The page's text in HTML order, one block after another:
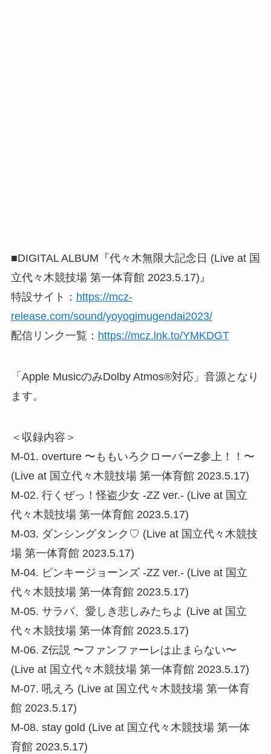
■DIGITAL ALBUM『代々木無限大記念日 (Live at 国
立代々木競技場 第一体育館 2023.5.17)』
特設サイト： https://mcz-
release.com/sound/yoyogimugendai2023/
配信リンク一覧： https://mcz.lnk.to/YMKDGT
「Apple MusicのみDolby Atmos®対応」音源となり
ます。
＜収録内容＞
M-01. overture 〜ももいろクローバーZ参上！！〜
(Live at 国立代々木競技場 第一体育館 2023.5.17)
M-02. 行くぜっ！怪盗少女 -ZZ ver.- (Live at 国立
代々木競技場 第一体育館 2023.5.17)
M-03. ダンシングタンク♡ (Live at 国立代々木競技
場 第一体育館 2023.5.17)
M-04. ピンキージョーンズ -ZZ ver.- (Live at 国立
代々木競技場 第一体育館 2023.5.17)
M-05. サラバ、愛しき悲しみたちよ (Live at 国立
代々木競技場 第一体育館 2023.5.17)
M-06. Z伝説 〜ファンファーレは止まらない〜
(Live at 国立代々木競技場 第一体育館 2023.5.17)
M-07. 吼えろ (Live at 国立代々木競技場 第一体育
館 2023.5.17)
M-08. stay gold (Live at 国立代々木競技場 第一体
育館 2023.5.17)